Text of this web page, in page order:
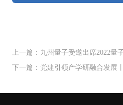
上一篇：九州量子受邀出席2022量
下一篇：党建引领产学研融合发展